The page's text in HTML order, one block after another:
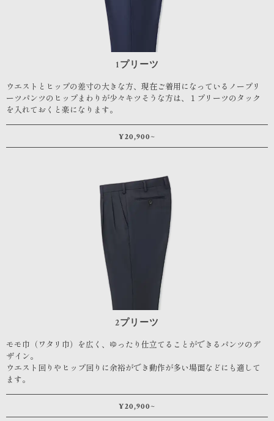
1プリーツ
ウエストとヒップの差寸の大きな方、現在ご着用になっているノープリ
ーツパンツのヒップまわりが少々キツそうな方は、１プリーツのタック
を入れておくと楽になります。
¥20,900~
2プリーツ
モモ巾（ワタリ巾）を広く、ゆったり仕立てることができるパンツのデ
ザイン。
ウエスト回りやヒップ回りに余裕ができ動作が多い場面などにも適して
ます。
¥20,900~